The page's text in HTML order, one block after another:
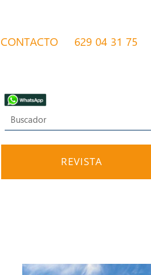
CONTACTO 629 04 31 75
REVISTA